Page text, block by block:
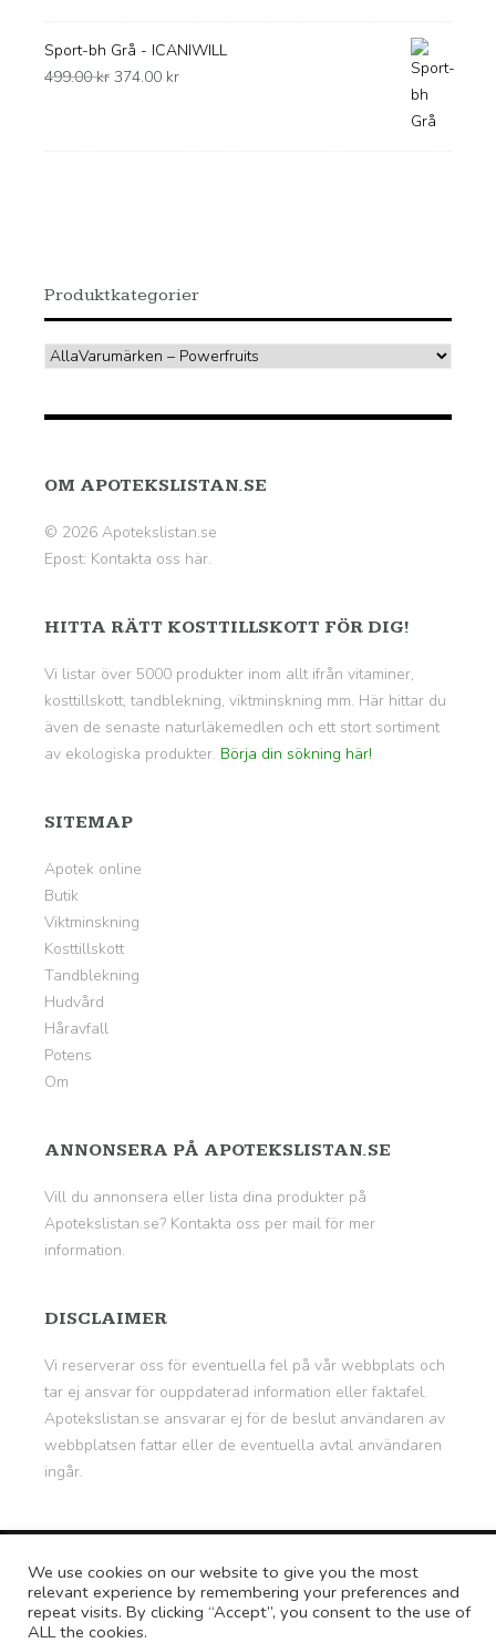
Sport-bh Grå - ICANIWILL
499.00kr Det
374.00 krDet
Produktkategorier
OM APOTEKSLISTAN.SE
© 2026 Apotekslistan.se
Epost: Kontakta oss här.
HITTA RÄTT KOSTTILLSKOTT FÖR DIG!
Vi listar över 5000 produkter inom allt ifrån vitaminer,
kosttillskott, tandblekning, viktminskning mm. Här hittar du
även de senaste naturläkemedlen och ett stort sortiment
av ekologiska produkter. Börja din sökning här!
SITEMAP
Apotek online
Butik
Viktminskning
Kosttillskott
Tandblekning
Hudvård
Håravfall
Potens
Om
ANNONSERA PÅ APOTEKSLISTAN.SE
Vill du annonsera eller lista dina produkter på
Apotekslistan.se? Kontakta oss per mail för mer
information.
DISCLAIMER
Vi reserverar oss för eventuella fel på vår webbplats och
tar ej ansvar för ouppdaterad information eller faktafel.
Apotekslistan.se ansvarar ej för de beslut användaren av
webbplatsen fattar eller de eventuella avtal användaren
ingår.
Läkemedel
We use cookies on our website to give you the most
relevant experience by remembering your preferences and
repeat visits. By clicking “Accept”, you consent to the use of
ALL the cookies.